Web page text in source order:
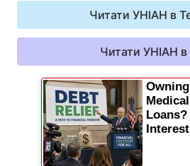
Техно і зв'язок
Здоров'я
Цікавинки
Відео з Youtube
Читати УНІАН в
Читати УНІАН в